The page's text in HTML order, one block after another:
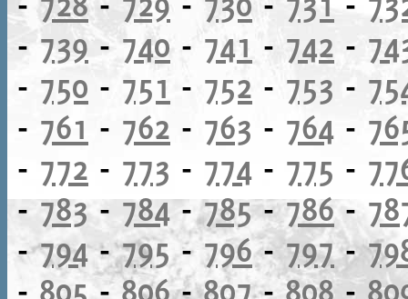
-739-740 - 741 - 742 -
- 750 - 751 - 752 - 753 -
- 761 - 762 - 763 - 764 -
- 772 - 773 - 774 - 775 -
-783-784-785-786-
-794-795-796-797-
- 805 -806-807-808-